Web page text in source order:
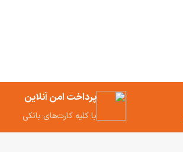
پرداخت امن آنلاین
با کلیه کارت‌های بانکی